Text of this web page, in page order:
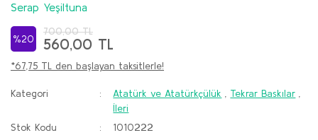
Serap Yeşiltuna
%20
700,00 TL
560,00 TL
*67,75 TL den başlayan taksitlerle!
Kategori Atatürk ve Atatürkçülük Tekrar Baskılar
İleri
Stok Kodu
1010222